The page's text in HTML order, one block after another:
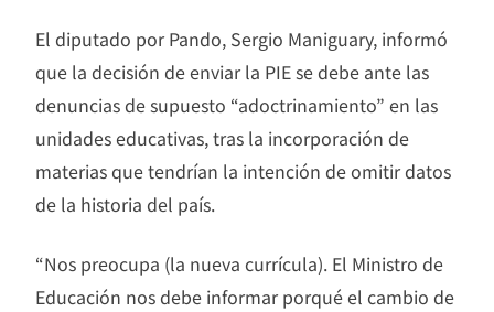
El diputado por Pando, Sergio Maniguary, informó
que la decisión de enviar la PIE se debe ante las
denuncias de supuesto “adoctrinamiento” en las
unidades educativas, tras la incorporación de
materias que tendrían la intención de omitir datos
de la historia del país.
“Nos preocupa (la nueva currícula). El Ministro de
Educación nos debe informar porqué el cambio de